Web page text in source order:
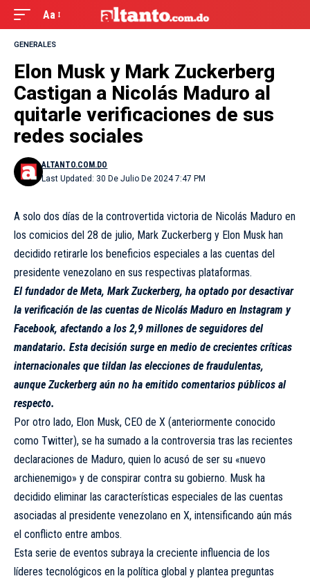
Aa
GENERALES
Elon Musk y Mark Zuckerberg
Castigan a Nicolás Maduro al
quitarle verificaciones de sus
redes sociales
Last Updated: 30 De Julio De 2024 7:47 PM
ALTANTO.COM.DO
A solo dos días de la controvertida victoria de Nicolás Maduro en
los comicios del 28 de julio, Mark Zuckerberg y Elon Musk han
decidido retirarle los beneficios especiales a las cuentas del
presidente venezolano en sus respectivas plataformas.
El fundador de Meta, Mark Zuckerberg, ha optado por desactivar
la verificación de las cuentas de Nicolás Maduro en Instagram y
Facebook, afectando a los 2,9 millones de seguidores del
mandatario. Esta decisión surge en medio de crecientes críticas
internacionales que tildan las elecciones de fraudulentas,
aunque Zuckerberg aún no ha emitido comentarios públicos al
respecto.
Por otro lado, Elon Musk, CEO de X (anteriormente conocido
como Twitter), se ha sumado a la controversia tras las recientes
declaraciones de Maduro, quien lo acusó de ser su «nuevo
archienemigo» y de conspirar contra su gobierno. Musk ha
decidido eliminar las características especiales de las cuentas
asociadas al presidente venezolano en X, intensificando aún más
el conflicto entre ambos.
Esta serie de eventos subraya la creciente influencia de los
líderes tecnológicos en la política global y plantea preguntas